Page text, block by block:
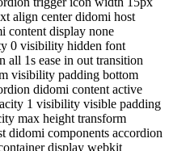
align center didomi host
content display none
0 visibility hidden font
1s ease in out transition
visibility padding bottom
didomi content active
1 visibility visible padding
max height transform
components accordion
display webkit